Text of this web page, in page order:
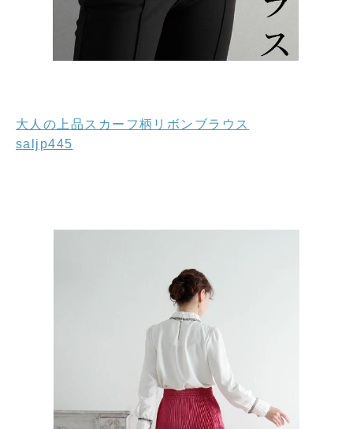
大人の上品スカーフ柄リボンブラウス
saljp445